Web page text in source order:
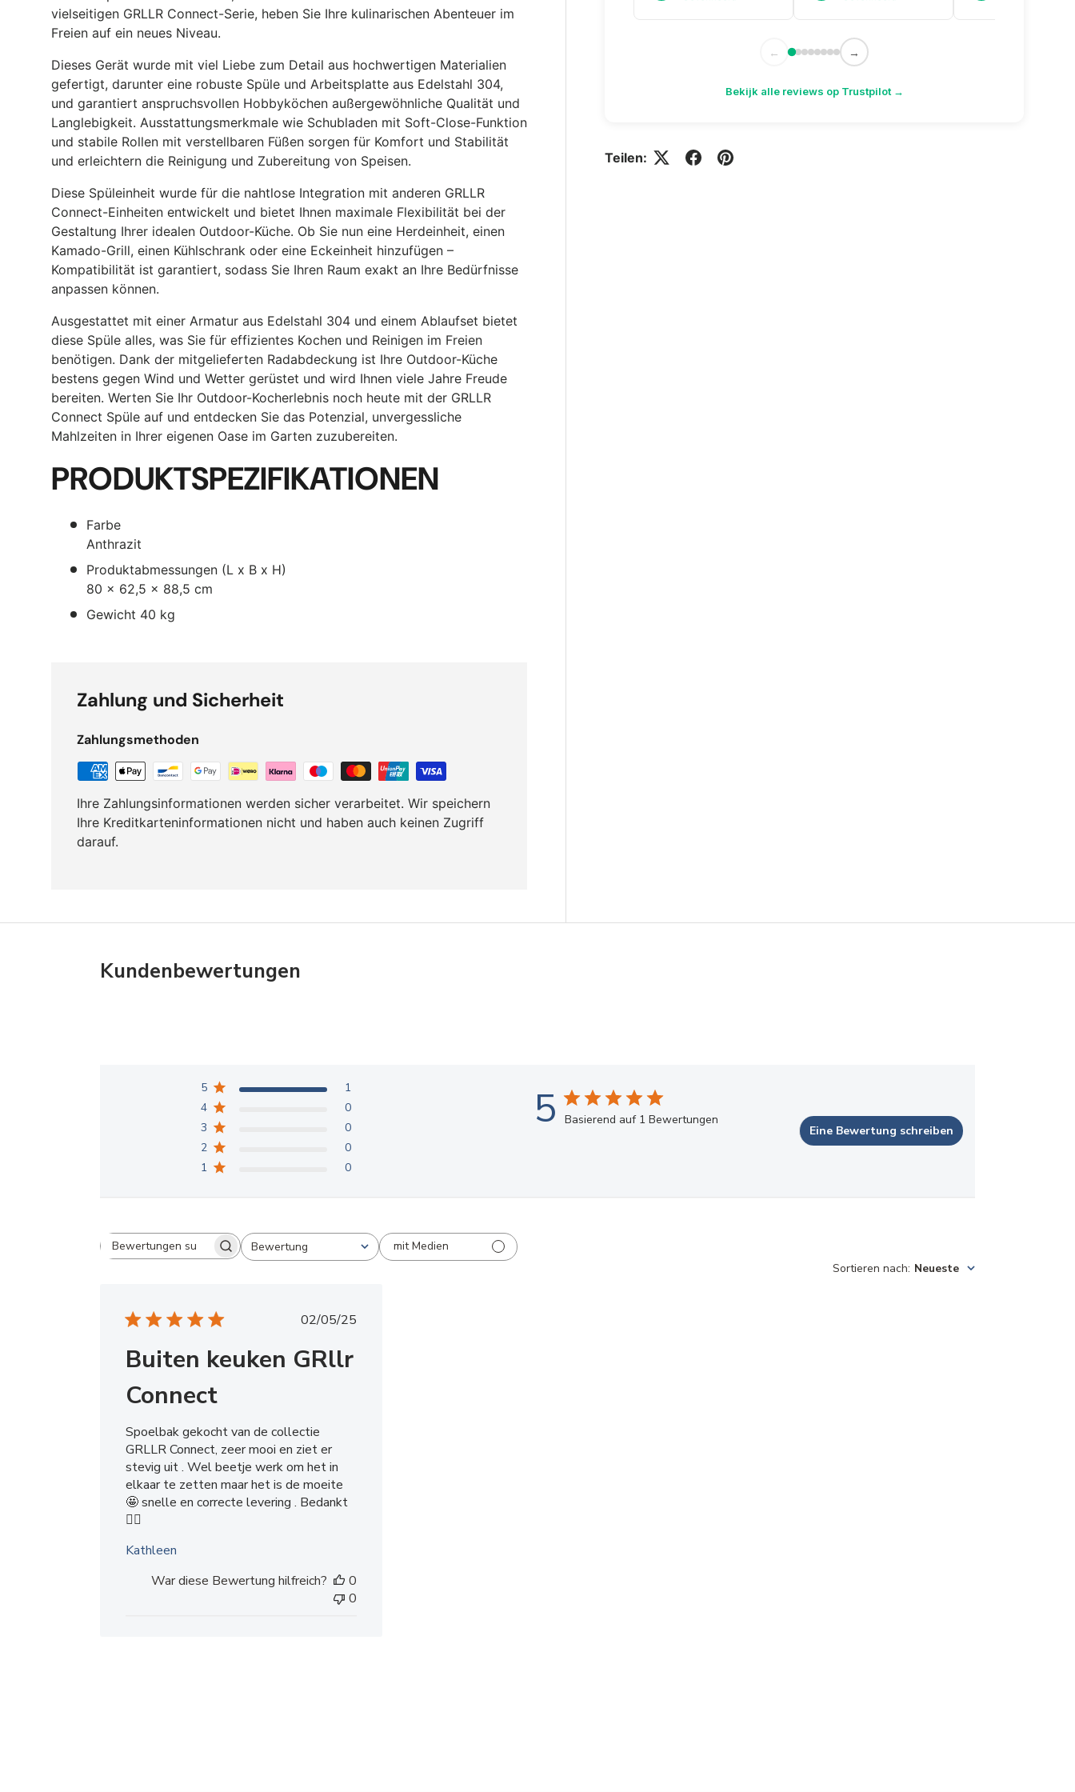
bij. Topservice weer!
← →
Bekijk alle reviews op Trustpilot →
Teilen:
vielseitigen GRLLR Connect-Serie, heben Sie Ihre kulinarischen Abenteuer im
Freien auf ein neues Niveau.
Dieses Gerät wurde mit viel Liebe zum Detail aus hochwertigen Materialien
gefertigt, darunter eine robuste Spüle und Arbeitsplatte aus Edelstahl 304,
und garantiert anspruchsvollen Hobbyköchen außergewöhnliche Qualität und
Langlebigkeit. Ausstattungsmerkmale wie Schubladen mit Soft-Close-Funktion
und stabile Rollen mit verstellbaren Füßen sorgen für Komfort und Stabilität
und erleichtern die Reinigung und Zubereitung von Speisen.
Diese Spüleinheit wurde für die nahtlose Integration mit anderen GRLLR
Connect-Einheiten entwickelt und bietet Ihnen maximale Flexibilität bei der
Gestaltung Ihrer idealen Outdoor-Küche. Ob Sie nun eine Herdeinheit, einen
Kamado-Grill, einen Kühlschrank oder eine Eckeinheit hinzufügen –
Kompatibilität ist garantiert, sodass Sie Ihren Raum exakt an Ihre Bedürfnisse
anpassen können.
Ausgestattet mit einer Armatur aus Edelstahl 304 und einem Ablaufset bietet
diese Spüle alles, was Sie für effizientes Kochen und Reinigen im Freien
benötigen. Dank der mitgelieferten Radabdeckung ist Ihre Outdoor-Küche
bestens gegen Wind und Wetter gerüstet und wird Ihnen viele Jahre Freude
bereiten. Werten Sie Ihr Outdoor-Kocherlebnis noch heute mit der GRLLR
Connect Spüle auf und entdecken Sie das Potenzial, unvergessliche
Mahlzeiten in Ihrer eigenen Oase im Garten zuzubereiten.
PRODUKTSPEZIFIKATIONEN
Farbe
Anthrazit
Produktabmessungen (L x B x H)
80 x 62,5 x 88,5 cm
Gewicht 40 kg
Zahlung und Sicherheit
Zahlungsmethoden
Ihre Zahlungsinformationen werden sicher verarbeitet. Wir speichern
Ihre Kreditkarteninformationen nicht und haben auch keinen Zugriff
darauf.
Kundenbewertungen
5 Basierend auf 1 Bewertungen
5
1
4
0
3
0
2
0
1
0
Eine Bewertung schreiben
Bewertungen suchen
Bewertung
Alle Bewertungen
mit Medien
Sortieren nach: Neueste
V
r
ö
n
t
l
i
c
g
s
02/05/25
Buiten keuken GRllr
Connect
Spoelbak gekocht van de collectie
GRLLR Connect, zeer mooi en ziet er
stevig uit . Wel beetje werk om het in
elkaar te zetten maar het is de moeite
🤩 snelle en correcte levering . Bedankt
👍🏼
Kathleen
War diese Bewertung hilfreich?
0
0